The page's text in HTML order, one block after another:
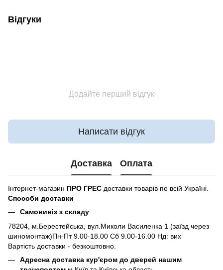
Відгуки
Додайте перший відгук
Написати відгук
Доставка Оплата
Інтернет-магазин ПРО ГРЕС доставки товарів по всій Україні.
Способи доставки
Самовивіз з складу
78204, м.Берестейська, вул.Миколи Василенка 1 (заїзд через
шиномонтаж)Пн-Пт 9.00-18.00 Сб 9.00-16.00 Нд: вих
Вартість доставки - безкоштовно.
Адресна доставка кур'єром до дверей нашим